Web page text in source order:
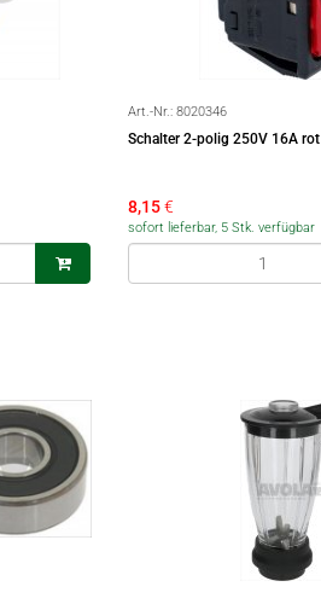
Art.-Nr.: 8020346
Schalter 2-polig 250V 16A rot
8,15€
sofort lieferbar, 5 Stk. verfügbar